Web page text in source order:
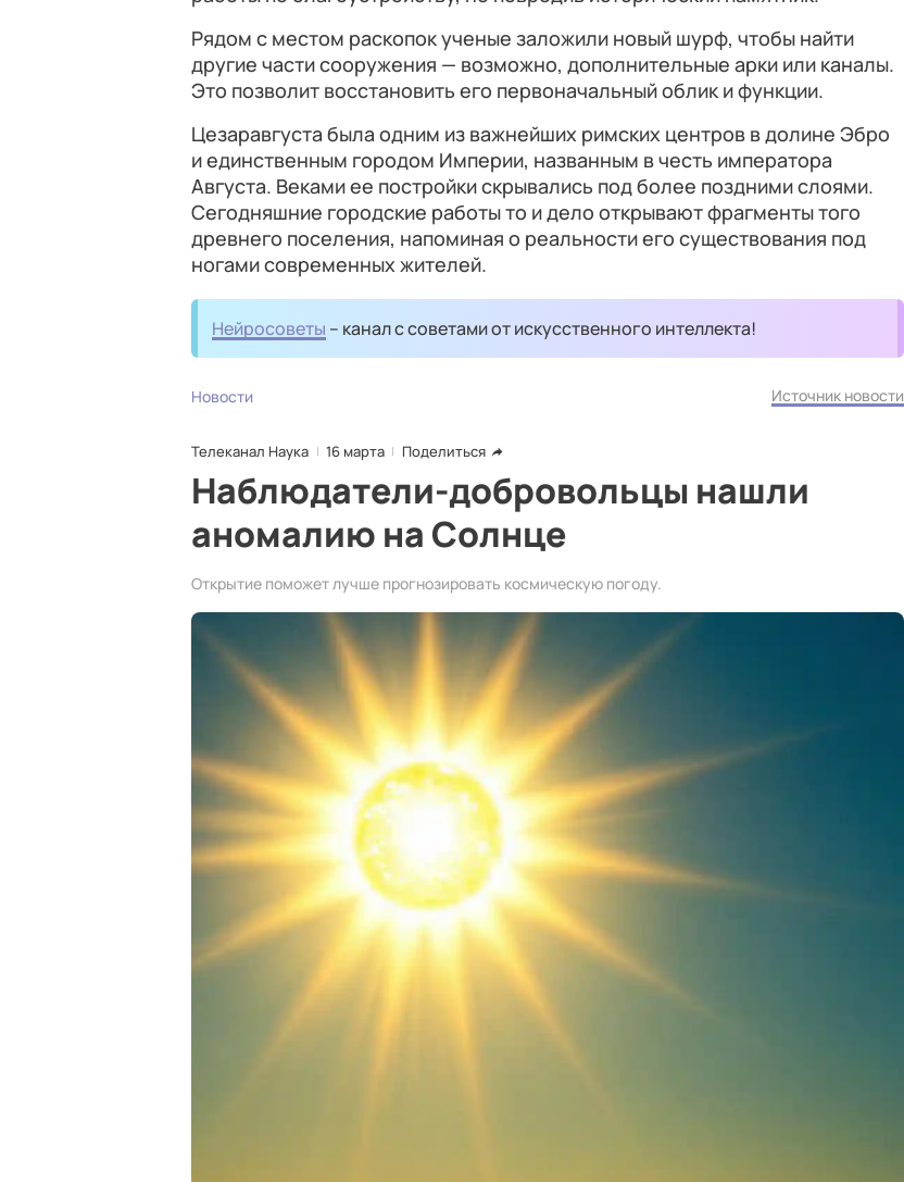
Рядом с местом раскопок ученые заложили новый шурф, чтобы найти
другие части сооружения — возможно, дополнительные арки или каналы.
Это позволит восстановить его первоначальный облик и функции.
Цезаравгуста была одним из важнейших римских центров в долине Эбро
и единственным городом Империи, названным в честь императора
Августа. Веками ее постройки скрывались под более поздними слоями.
Сегодняшние городские работы то и дело открывают фрагменты того
древнего поселения, напоминая о реальности его существования под
ногами современных жителей.
Нейросоветы – канал с советами от искусственного интеллекта!
Новости Источник новости
Телеканал Наука 16 марта Поделиться
Наблюдатели-добровольцы нашли
аномалию на Солнце
Открытие поможет лучше прогнозировать космическую погоду.